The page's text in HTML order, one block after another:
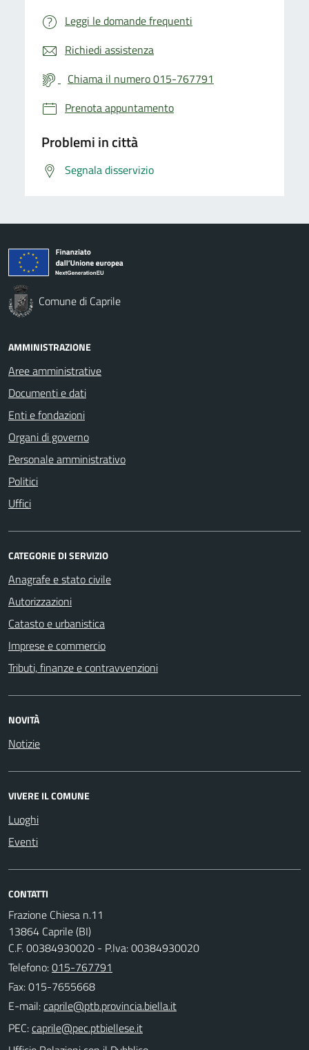
Leggi le domande frequenti
Richiedi assistenza
Chiama il numero 015-767791
Prenota appuntamento
Problemi in città
Segnala disservizio
Comune di Caprile
AMMINISTRAZIONE
Aree amministrative
Documenti e dati
Enti e fondazioni
Organi di governo
Personale amministrativo
Politici
Uffici
CATEGORIE DI SERVIZIO
Anagrafe e stato civile
Autorizzazioni
Catasto e urbanistica
Imprese e commercio
Tributi, finanze e contravvenzioni
NOVITÀ
Notizie
VIVERE IL COMUNE
Luoghi
Eventi
CONTATTI
Frazione Chiesa n.11
13864 Caprile (BI)
C.F. 00384930020 - P.Iva: 00384930020
Telefono:015-767791
Fax: 015-7655668
E-mail:
PEC: